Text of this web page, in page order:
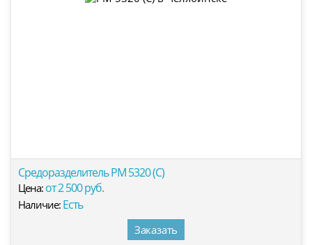
Средоразделитель РМ 5320 (С)
Цена: от 2 500 руб.
Наличие: Есть
Заказать